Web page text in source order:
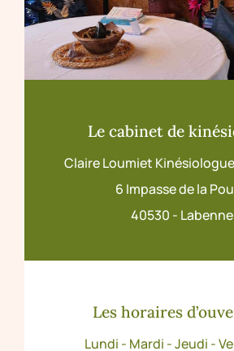
Le cabinet de
Claire Loumiet
6 Impasse de la
40530 - Labenne
Les horaires
Lundi - Mardi - Jeudi -